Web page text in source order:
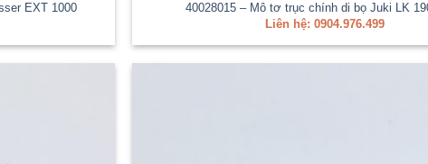
EXT 1000
40028015 – Mô tơ trục chính di bọ Juki LK
Liên hệ: 0904.976.499